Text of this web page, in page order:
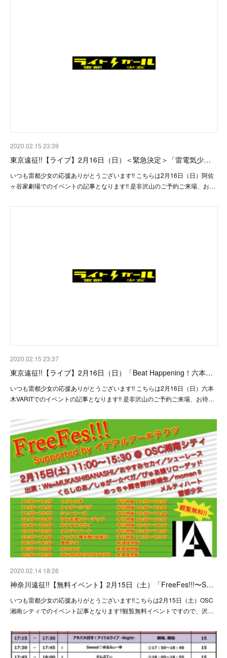
2020.02.15 23:39
東京遠征!!【ライブ】2月16日（日）＜緊急決定＞「雷電気少…
いつも雷都少女の応援ありがとうございます!! こちらは2月16日（日）阿佐
ヶ谷家劇場でのイベントの記事となります!! 是非沢山のご予約ご来場、お…
2020.02.15 23:37
東京遠征!!【ライブ】2月16日（日）「Beat Happening！六本…
いつも雷都少女の応援ありがとうございます!! こちらは2月16日（日）六本
木VARITでのイベントの記事となります!! 是非沢山のご予約ご来場、お待…
2020.02.14 18:26
神奈川遠征!!【無料イベント】2月15日（土）「FreeFes!!!〜S…
いつも雷都少女の応援ありがとうございます!!こちらは2月15日（土）OSC
湘南シティでのイベント記事となります!!観覧無料イベントですので、沢…